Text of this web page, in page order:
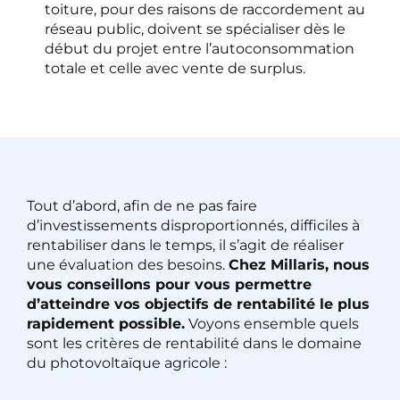
toiture, pour des raisons de raccordement au
réseau public, doivent se spécialiser dès le
début du projet entre l’autoconsommation
totale et celle avec vente de surplus.
Tout d’abord, afin de ne pas faire
d’investissements disproportionnés, difficiles à
rentabiliser dans le temps, il s’agit de réaliser
une évaluation des besoins. Chez Millaris, nous
vous conseillons pour vous permettre
d’atteindre vos objectifs de rentabilité le plus
rapidement possible. Voyons ensemble quels
sont les critères de rentabilité dans le domaine
du photovoltaïque agricole :